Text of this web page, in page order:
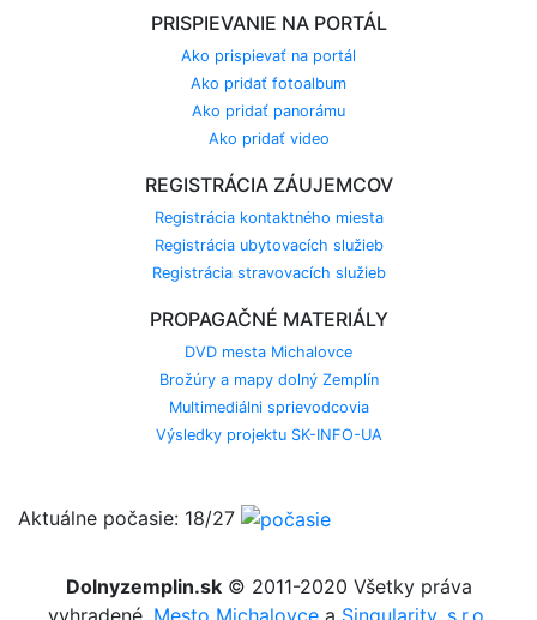
PRISPIEVANIE NA PORTÁL
Ako prispievať na portál
Ako pridať fotoalbum
Ako pridať panorámu
Ako pridať video
REGISTRÁCIA ZÁUJEMCOV
Registrácia kontaktného miesta
Registrácia ubytovacích služieb
Registrácia stravovacích služieb
PROPAGAČNÉ MATERIÁLY
DVD mesta Michalovce
Brožúry a mapy dolný Zemplín
Multimediálni sprievodcovia
Výsledky projektu SK-INFO-UA
Aktuálne počasie: 18/27
Dolnyzemplin.sk© 2011-2020 Všetky práva